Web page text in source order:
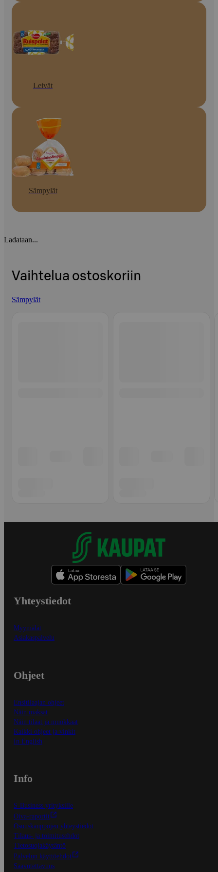
Leivät
Sämpylät
Ladataan...
Vaihtelua ostoskoriin
Sämpylät
Yhteystiedot
Myymälät
Asiakaspalvelu
Ohjeet
Ensitilaajan ohjeet
Näin maksat
Näin tilaat ja muokkaat
Kaikki ohjeet ja vinkit
In English
Info
S-Business yrityksille
Oiva-raportit
Osuuskauppojen yhteystiedot
Tilaus- ja toimitusehdot
Tietosuojakäytäntö
Palvelun käyttöehdot
Saavutettavuus